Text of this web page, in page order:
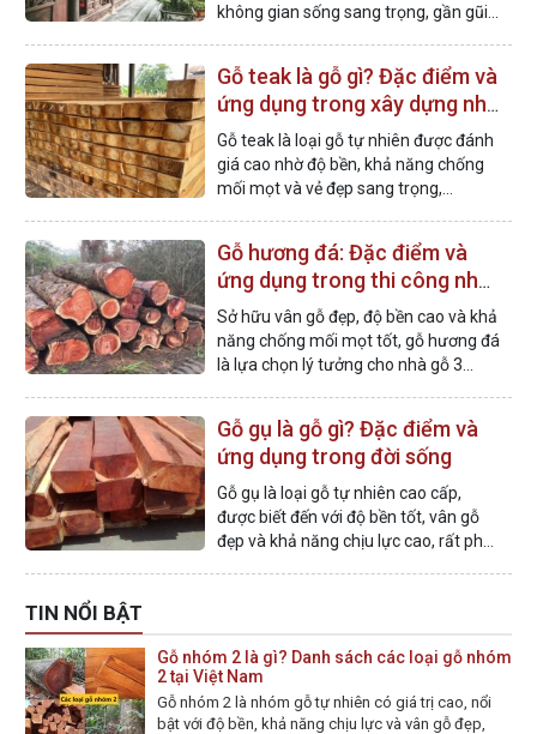
không gian sống sang trọng, gần gũi
Gỗ teak là gỗ gì? Đặc điểm và
ứng dụng trong xây dựng nhà
gỗ
Gỗ teak là loại gỗ tự nhiên được đánh
giá cao nhờ độ bền, khả năng chống
mối mọt và vẻ đẹp sang trọng,
Gỗ hương đá: Đặc điểm và
ứng dụng trong thi công nhà
gỗ
Sở hữu vân gỗ đẹp, độ bền cao và khả
năng chống mối mọt tốt, gỗ hương đá
là lựa chọn lý tưởng cho nhà gỗ 3
Gỗ gụ là gỗ gì? Đặc điểm và
ứng dụng trong đời sống
Gỗ gụ là loại gỗ tự nhiên cao cấp,
được biết đến với độ bền tốt, vân gỗ
đẹp và khả năng chịu lực cao, rất phù
TIN NỔI BẬT
Gỗ nhóm 2 là gì? Danh sách các loại gỗ nhóm
2 tại Việt Nam
Gỗ nhóm 2 là nhóm gỗ tự nhiên có giá trị cao, nổi
bật với độ bền, khả năng chịu lực và vân gỗ đẹp,